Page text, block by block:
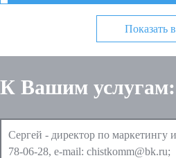
Показать
К Вашим услугам:
Сергей - директор по маркетингу
78-06-28, e-mail: chistkomm@bk.ru;